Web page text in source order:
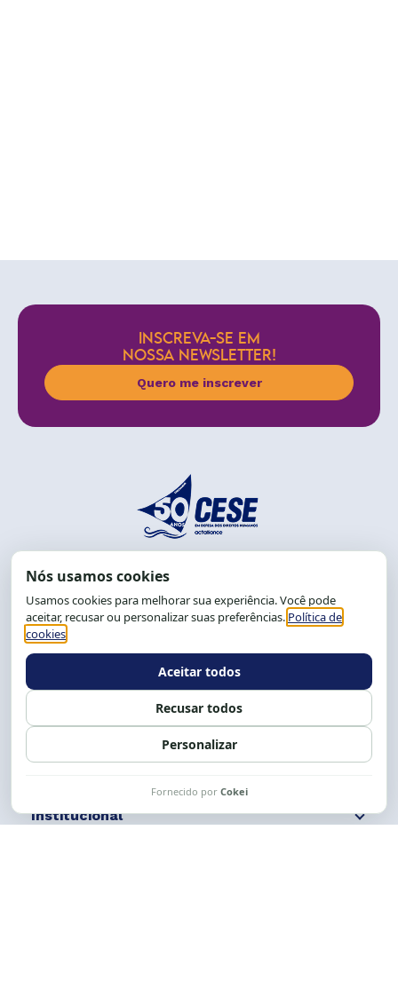
INSCREVA-SE EM
NOSSA NEWSLETTER!
Quero me inscrever
End.: R. da Graça, 150. Graça
CEP: 40.150-055
Salvador-BA, Brasil.
Tel.: (71) 2104-5457, Cel.: (71) 9 9239-2104 ou 2105
Expediente: 8h às 12h e 13 às 17h.
Siga nossas redes Fale conosco
Institucional